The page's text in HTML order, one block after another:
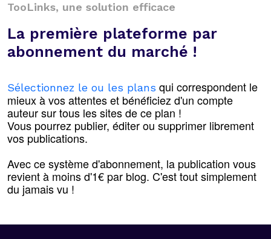
TooLinks, une solution efficace
La première plateforme par
abonnement du marché !
Sélectionnez le ou les plans qui correspondent le
mieux à vos attentes et bénéficiez d'un compte
auteur sur tous les sites de ce plan !
Vous pourrez publier, éditer ou supprimer librement
vos publications.
Avec ce système d'abonnement, la publication vous
revient à moins d'1€ par blog. C'est tout simplement
du jamais vu !